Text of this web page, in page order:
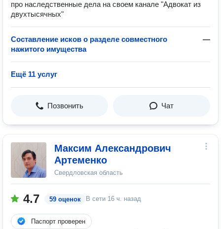
про наследственные дела на своем канале "Адвокат из
двухтысячных"
Составление исков о разделе совместного
нажитого имущества
—
Ещё 11 услуг
Позвонить Чат
Максим Александрович
Артеменко
Свердловская область
4.7 59 оценок В сети 16 ч. назад
Паспорт проверен